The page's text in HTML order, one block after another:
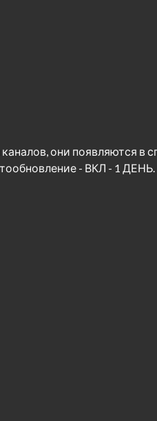
они появляются в
- ВКЛ - 1 ДЕНЬ.